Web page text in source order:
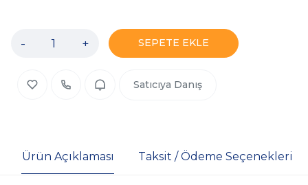
- + SEPETE EKLE
Satıcıya Danış
Ürün Açıklaması Taksit / Ödeme Seçenekleri